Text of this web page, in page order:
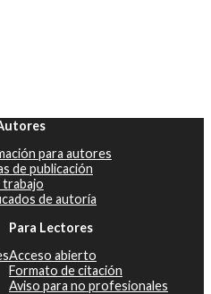
para autores
de publicación
trabajo
de autoría
Para Lectores
Acceso abierto
Formato de citación
Aviso para no profesionales